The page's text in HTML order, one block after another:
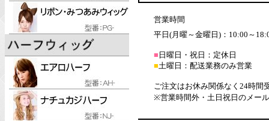
営業時間
平日(月曜～金曜日)：10:00～
■ 日曜日・祝日：定休日
■土曜日：配送業務のみ営業
ご注文はお休み関係なく24時間
※営業時間外・土日祝日のメー